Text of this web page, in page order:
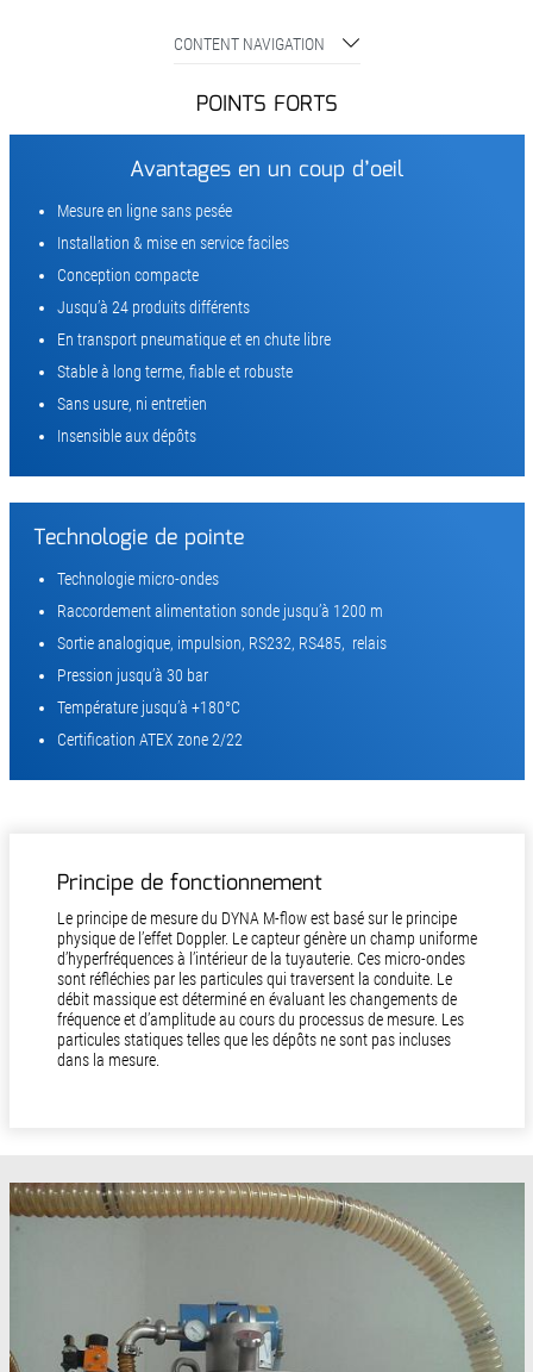
CONTENT NAVIGATION
POINTS FORTS
Avantages en un coup d’oeil
Mesure en ligne sans pesée
Installation & mise en service faciles
Conception compacte
Jusqu’à 24 produits différents
En transport pneumatique et en chute libre
Stable à long terme, fiable et robuste
Sans usure, ni entretien
Insensible aux dépôts
Technologie de pointe
Technologie micro-ondes
Raccordement alimentation sonde jusqu’à 1200 m
Sortie analogique, impulsion, RS232, RS485, relais
Pression jusqu’à 30 bar
Température jusqu’à +180°C
Certification ATEX zone 2/22
Principe de fonctionnement
Le principe de mesure du DYNA M-flow est basé sur le principe
physique de l’effet Doppler. Le capteur génère un champ uniforme
d’hyperfréquences à l’intérieur de la tuyauterie. Ces micro-ondes
sont réfléchies par les particules qui traversent la conduite. Le
débit massique est déterminé en évaluant les changements de
fréquence et d’amplitude au cours du processus de mesure. Les
particules statiques telles que les dépôts ne sont pas incluses
dans la mesure.